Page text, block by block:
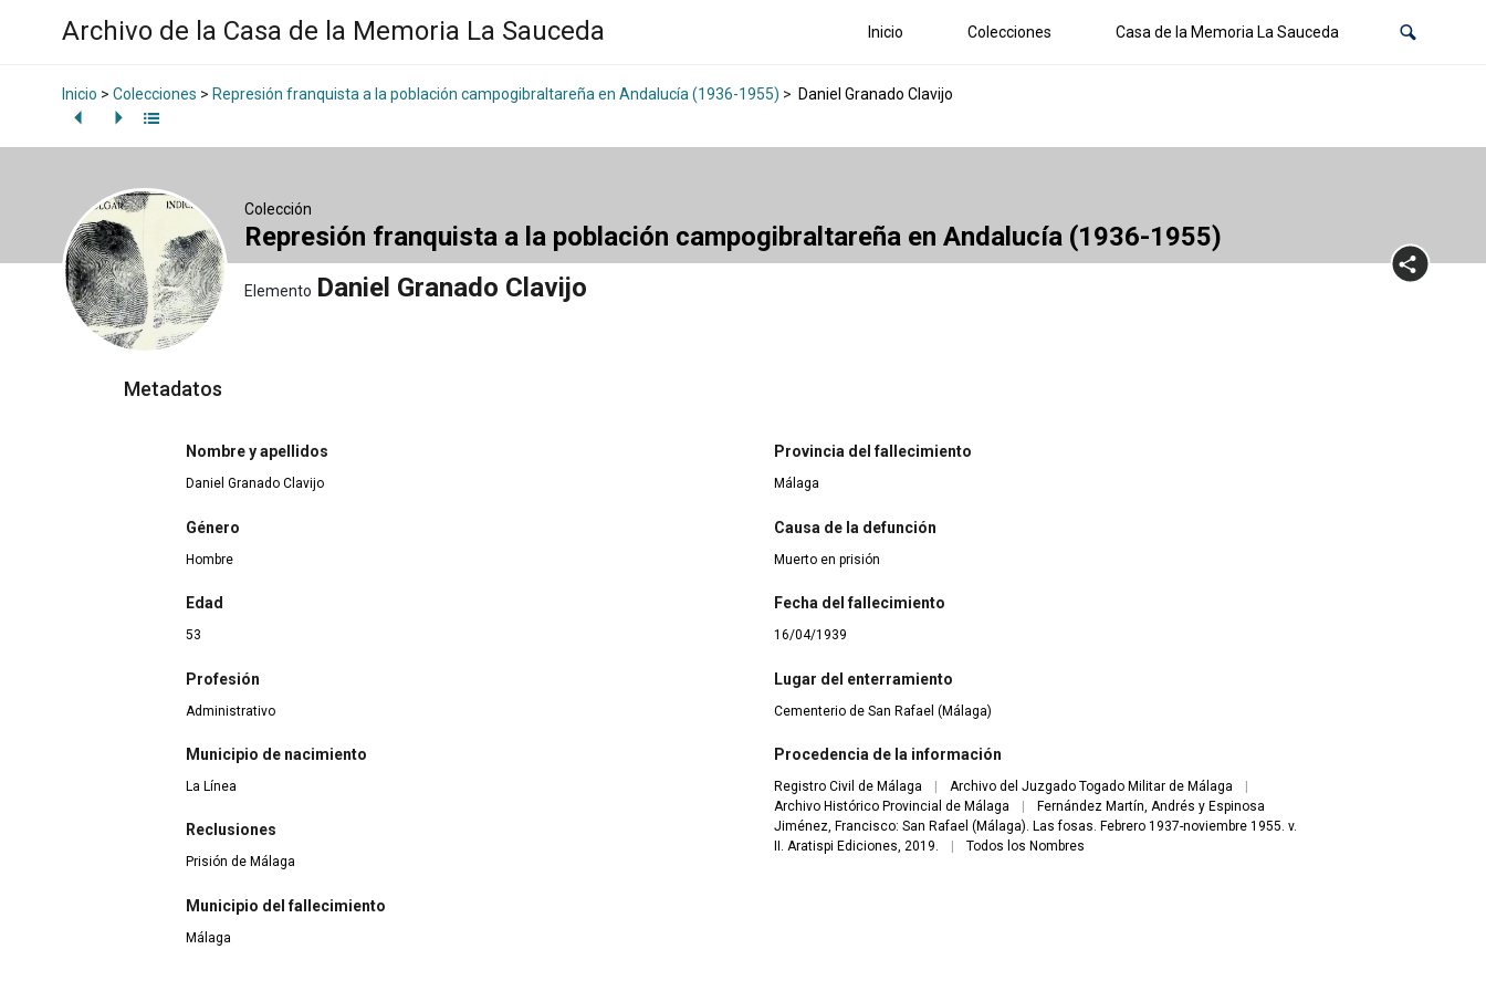
Archivo de la Casa de la Memoria La Sauceda Inicio Colecciones Casa de la Memoria La Sauceda
Inicio > Colecciones > Represión franquista a la población campogibraltareña en Andalucía (1936-1955) > Daniel Granado Clavijo
Colección
Represión franquista a la población campogibraltareña en Andalucía (1936-1955)
Elemento Daniel Granado Clavijo
Metadatos
Nombre y apellidos
Daniel Granado Clavijo
Género
Hombre
Edad
53
Profesión
Administrativo
Municipio de nacimiento
La Línea
Reclusiones
Prisión de Málaga
Municipio del fallecimiento
Málaga
Provincia del fallecimiento
Málaga
Causa de la defunción
Muerto en prisión
Fecha del fallecimiento
16/04/1939
Lugar del enterramiento
Cementerio de San Rafael (Málaga)
Procedencia de la información
Registro Civil de Málaga Archivo del Juzgado Togado Militar de Málaga
Archivo Histórico Provincial de Málaga
Fernández Martín, Andrés y Espinosa
Jiménez, Francisco: San Rafael (Málaga). Las fosas. Febrero 1937-noviembre 1955. v.
II. Aratispi Ediciones, 2019.
Todos los Nombres